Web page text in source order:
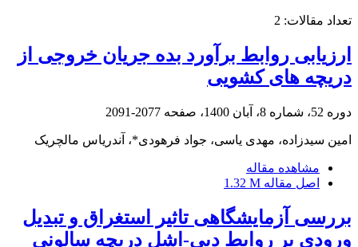
تعداد مقالات: 2
ارزیابی روابط برآورد بده جریان خروجی از
دریچه های کشویی
دوره 52، شماره 8، آبان 1400، صفحه 2077-2091
امین سیدزاده، مهدی یاسی، جواد فرهودی*، آندریاس مالچریک
مشاهده مقاله
اصل مقاله 1.32 M
بررسی آزمایشگاهی تاثیر استغراق و تبدیل
ورودی بر روابط دبی-اشل دریچه سالونی